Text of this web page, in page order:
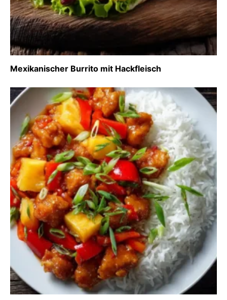
Mexikanischer Burrito mit Hackfleisch